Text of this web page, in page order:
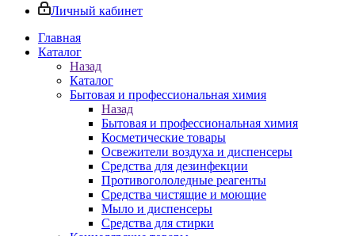
Личный кабинет
Главная
Каталог
Назад
Каталог
Бытовая и профессиональная химия
Назад
Бытовая и профессиональная химия
Косметические товары
Освежители воздуха и диспенсеры
Средства для дезинфекции
Противогололедные реагенты
Средства чистящие и моющие
Мыло и диспенсеры
Средства для стирки